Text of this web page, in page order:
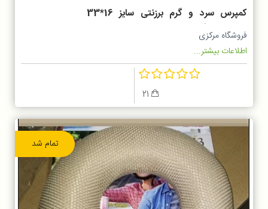
کمپرس سرد و گرم برزنتی سایز 16*33
بیوتی بیسیک
فروشگاه مرکزی
اطلاعات بیشتر...
21
تمام شد